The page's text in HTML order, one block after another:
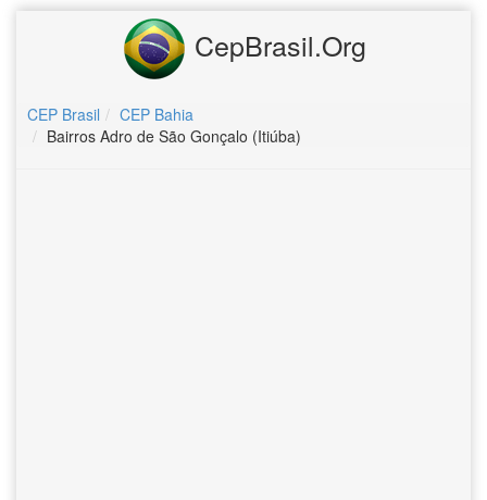
CepBrasil.Org
CEP Brasil
CEP Bahia
Bairros Adro de São Gonçalo (Itiúba)